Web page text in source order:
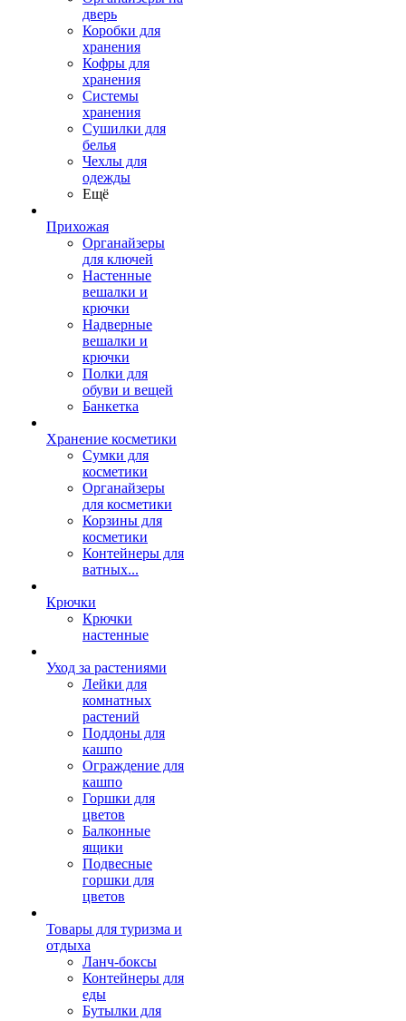
дверь
Коробки для
хранения
Кофры для
хранения
Системы
хранения
Сушилки для
белья
Чехлы для
одежды
Ещё
Прихожая
Органайзеры
для ключей
Настенные
вешалки и
крючки
Надверные
вешалки и
крючки
Полки для
обуви и вещей
Банкетка
Хранение косметики
Сумки для
косметики
Органайзеры
для косметики
Корзины для
косметики
Контейнеры для
ватных...
Крючки
Крючки
настенные
Уход за растениями
Лейки для
комнатных
растений
Поддоны для
кашпо
Ограждение для
кашпо
Горшки для
цветов
Балконные
ящики
Подвесные
горшки для
цветов
Товары для туризма и
отдыха
Ланч-боксы
Контейнеры для
еды
Бутылки для